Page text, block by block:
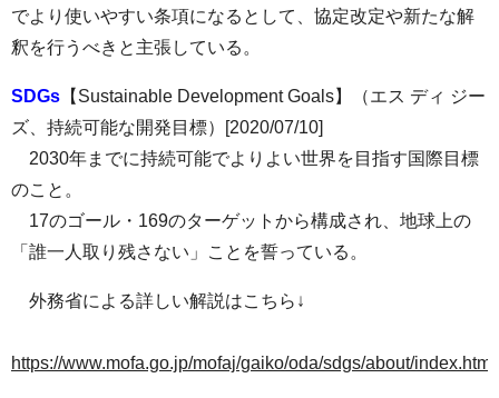
でより使いやすい条項になるとして、協定改定や新たな解
釈を行うべきと主張している。
SDGs 【Sustainable Development Goals】（エス ディ ジー
ズ、持続可能な開発目標）[2020/07/10]
2030年までに持続可能でよりよい世界を目指す国際目標
のこと。
17のゴール・169のターゲットから構成され、地球上の
「誰一人取り残さない」ことを誓っている。
外務省による詳しい解説はこちら↓
https://www.mofa.go.jp/mofaj/gaiko/oda/sdgs/about/index.html